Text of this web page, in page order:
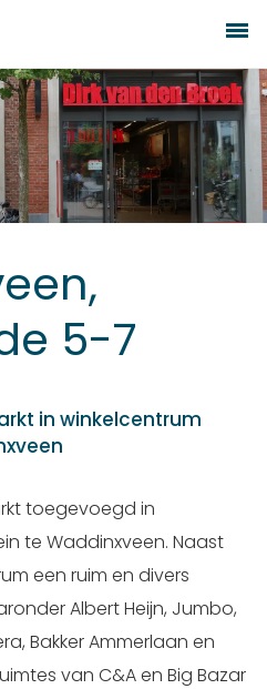
5-7
in winkelcentrum
toegevoegd in
te Waddinxveen. Naast
een ruim en divers
Albert Heijn, Jumbo,
Bakker Ammerlaan en
van C&A en Big Bazar